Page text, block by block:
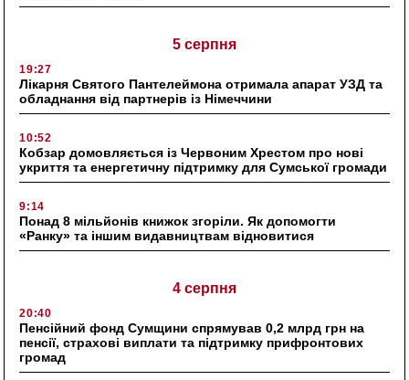
5 серпня
19:27
Лікарня Святого Пантелеймона отримала апарат УЗД та
обладнання від партнерів із Німеччини
10:52
Кобзар домовляється із Червоним Хрестом про нові
укриття та енергетичну підтримку для Сумської громади
9:14
Понад 8 мільйонів книжок згоріли. Як допомогти
«Ранку» та іншим видавництвам відновитися
4 серпня
20:40
Пенсійний фонд Сумщини спрямував 0,2 млрд грн на
пенсії, страхові виплати та підтримку прифронтових
громад